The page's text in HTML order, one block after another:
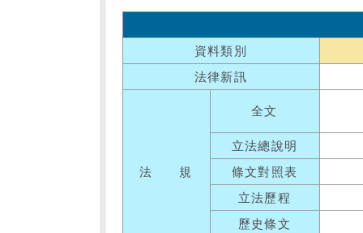
資料類別
法律新訊
法 規
全文
立法總說明
條文對照表
立法歷程
歷史條文